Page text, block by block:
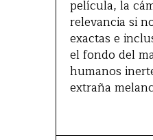
película, la
relevancia si
exactas e
el fondo del
humanos
extraña